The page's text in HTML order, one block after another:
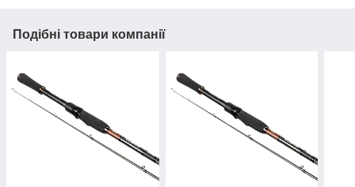
Подібні товари компанії